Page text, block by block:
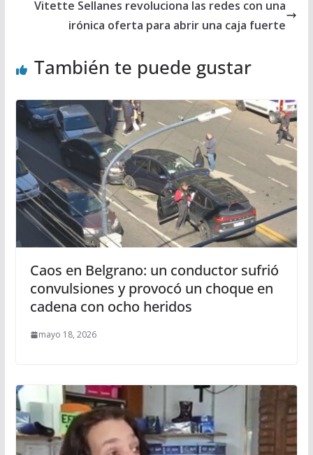
Vitette Sellanes revoluciona las redes con una
irónica oferta para abrir una caja fuerte
También te puede gustar
Caos en Belgrano: un conductor sufrió
convulsiones y provocó un choque en
cadena con ocho heridos
mayo 18, 2026